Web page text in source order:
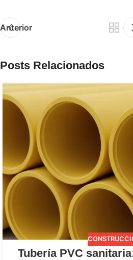
Anterior
Posts Relacionados
Tubería PVC